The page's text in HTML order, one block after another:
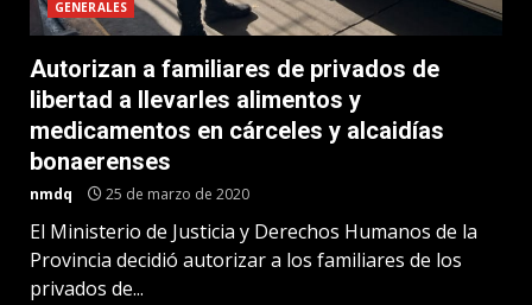
GENERALES
Autorizan a familiares de privados de
libertad a llevarles alimentos y
medicamentos en cárceles y alcaidías
bonaerenses
nmdq 25 de marzo de 2020
El Ministerio de Justicia y Derechos Humanos de la
Provincia decidió autorizar a los familiares de los
privados de...